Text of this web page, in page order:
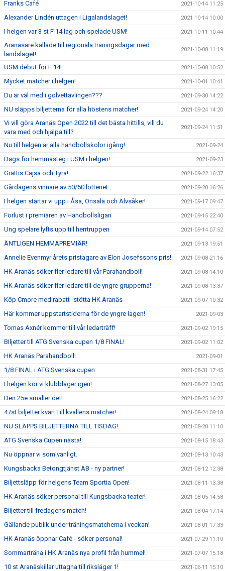
Franks Café 2021-10-14 11:25
Alexander Lindén uttagen i Ligalandslaget! 2021-10-14 10:00
I helgen var 3 st F 14 lag och spelade USM! 2021-10-11 10:44
Aranäsare kallade till regionala träningsdagar med
landslaget!
2021-10-08 11:19
USM debut för F 14! 2021-10-08 10:52
Mycket matcher i helgen! 2021-10-01 10:41
Du är väl med i golvettävlingen??? 2021-09-30 14:22
NU släpps biljetterna för alla höstens matcher! 2021-09-24 14:20
Vi vill göra Aranäs Open 2022 till det bästa hittills, vill du
vara med och hjälpa till?
2021-09-24 11:51
Nu till helgen är alla handbollskolor igång! 2021-09-24
Dags för hemmasteg i USM i helgen! 2021-09-23
Grattis Cajsa och Tyra! 2021-09-22 16:37
Gårdagens vinnare av 50/50 lotteriet... 2021-09-20 16:26
I helgen startar vi upp i Åsa, Onsala och Älvsåker! 2021-09-17 09:47
Förlust i premiären av Handbollsligan 2021-09-15 22:40
Ung spelare lyfts upp till herrtruppen 2021-09-14 07:52
ÄNTLIGEN HEMMAPREMIÄR! 2021-09-13 19:51
Annelie Evenmyr årets pristagare av Elon Josefssons pris! 2021-09-08 21:16
HK Aranäs söker fler ledare till vår Parahandboll! 2021-09-08 14:10
HK Aranäs söker fler ledare till de yngre grupperna! 2021-09-08 13:37
Köp Cmore med rabatt -stötta HK Aranäs 2021-09-07 10:32
Här kommer uppstartstiderna för de yngre lagen! 2021-09-03
Tomas Axnér kommer till vår ledarträff! 2021-09-02 19:15
BIljetter till ATG Svenska cupen 1/8 FINAL! 2021-09-02 11:02
HK Aranäs Parahandboll! 2021-09-01
1/8 FINAL i ATG Svenska cupen 2021-08-31 17:45
I helgen kör vi klubbläger igen! 2021-08-27 13:05
Den 25e smäller det! 2021-08-25 16:22
47st biljetter kvar! Till kvällens matcher! 2021-08-24 09:18
NU SLÄPPS BILJETTERNA TILL TISDAG! 2021-08-20 11:10
ATG Svenska Cupen nästa! 2021-08-15 18:43
Nu öppnar vi som vanligt. 2021-08-13 10:43
Kungsbacka Betongtjänst AB - ny partner! 2021-08-12 12:38
Biljettsläpp för helgens Team Sportia Open! 2021-08-11 13:38
HK Aranäs söker personal till Kungsbacka teater! 2021-08-05 14:58
Biljetter till fredagens match! 2021-08-04 17:14
Gällande publik under träningsmatcherna i veckan! 2021-08-01 17:33
HK Aranäs öppnar Café - söker personal! 2021-07-29 11:10
Sommarträna i HK Aranäs nya profil från hummel! 2021-07-07 15:18
10 st Aranäskillar uttagna till riksläger 1! 2021-06-11 15:10